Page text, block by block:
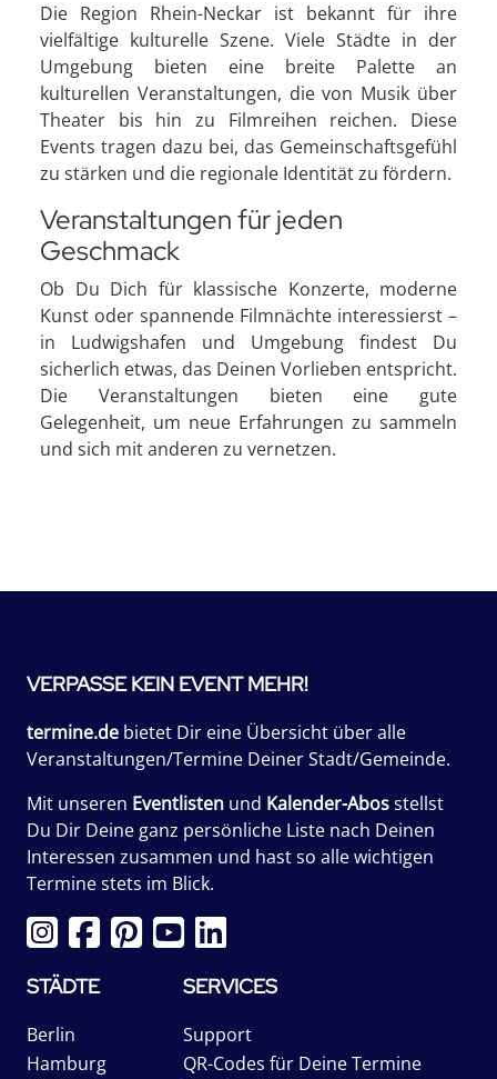
Die Region Rhein-Neckar ist bekannt für ihre
vielfältige kulturelle Szene. Viele Städte in der
Umgebung bieten eine breite Palette an
kulturellen Veranstaltungen, die von Musik über
Theater bis hin zu Filmreihen reichen. Diese
Events tragen dazu bei, das Gemeinschaftsgefühl
zu stärken und die regionale Identität zu fördern.
Veranstaltungen für jeden
Geschmack
Ob Du Dich für klassische Konzerte, moderne
Kunst oder spannende Filmnächte interessierst –
in Ludwigshafen und Umgebung findest Du
sicherlich etwas, das Deinen Vorlieben entspricht.
Die Veranstaltungen bieten eine gute
Gelegenheit, um neue Erfahrungen zu sammeln
und sich mit anderen zu vernetzen.
VERPASSE KEIN EVENT MEHR!
termine.de bietet Dir eine Übersicht über alle
Veranstaltungen/Termine Deiner Stadt/Gemeinde.
Mit unseren Eventlisten und Kalender-Abosstellst
Du Dir Deine ganz persönliche Liste nach Deinen
Interessen zusammen und hast so alle wichtigen
Termine stets im Blick.
STÄDTE
Berlin
Hamburg
SERVICES
Support
QR-Codes für Deine Termine